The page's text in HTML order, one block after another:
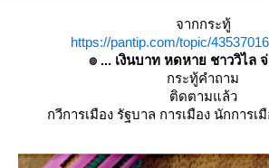
จากกระทู้
https://pantip.com/topic/
๏ ... เงินบาท หดหาย ชาววิไล
กระทู้คำถาม
ติดตามแล้ว
กวีการเมือง รัฐบาล การเมือง นักการเ